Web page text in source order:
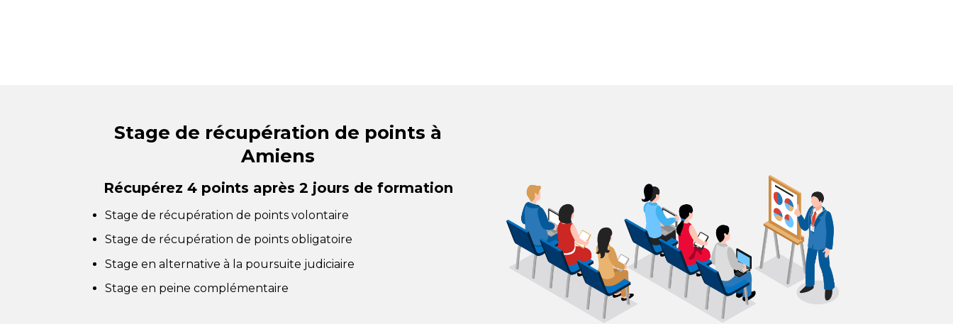
Stage de récupération de points à
Amiens
Récupérez 4 points après 2 jours de formation
Stage de récupération de points volontaire
Stage de récupération de points obligatoire
Stage en alternative à la poursuite judiciaire
Stage en peine complémentaire